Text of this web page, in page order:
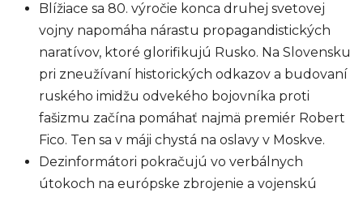
Blížiace sa 80. výročie konca druhej svetovej
vojny napomáha nárastu propagandistických
naratívov, ktoré glorifikujú Rusko. Na Slovensku
pri zneužívaní historických odkazov a budovaní
ruského imidžu odvekého bojovníka proti
fašizmu začína pomáhať najmä premiér Robert
Fico. Ten sa v máji chystá na oslavy v Moskve.
Dezinformátori pokračujú vo verbálnych
útokoch na európske zbrojenie a vojenskú